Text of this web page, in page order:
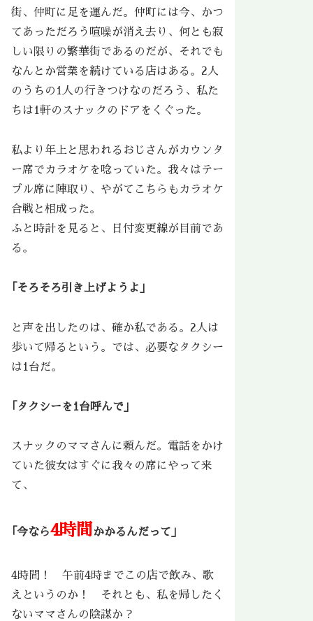
街、仲町に足を運んだ。仲町には今、かつ
てあっただろう喧噪が消え去り、何とも寂
しい限りの繁華街であるのだが、それでも
なんとか営業を続けている店はある。2人
のうちの1人の行きつけなのだろう、私た
ちは1軒のスナックのドアをくぐった。
私より年上と思われるおじさんがカウンタ
ー席でカラオケを唸っていた。我々はテー
ブル席に陣取り、やがてこちらもカラオケ
合戦と相成った。
ふと時計を見ると、日付変更線が目前であ
る。
｢そろそろ引き上げようよ」
と声を出したのは、確か私である。2人は
歩いて帰るという。では、必要なタクシー
は1台だ。
｢タクシーを1台呼んで」
スナックのママさんに頼んだ。電話をかけ
ていた彼女はすぐに我々の席にやって来
て、
｢今なら4時間 かかるんだって」
4時間！ 午前4時までこの店で飲み、歌
えというのか！ それとも、私を帰したく
ないママさんの陰謀か？